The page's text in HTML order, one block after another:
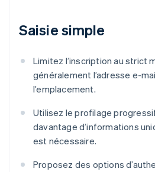
Saisie simple
Limitez l’inscription au strict
généralement l’adresse e-
l’emplacement.
Utilisez le profilage
davantage d’informations
est nécessaire.
Proposez des options